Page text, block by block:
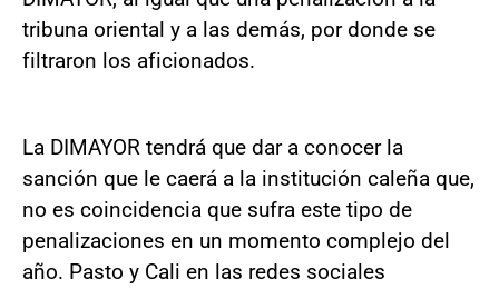
tribuna oriental y a las demás, por donde se
filtraron los aficionados.
La DIMAYOR tendrá que dar a conocer la
sanción que le caerá a la institución caleña que,
no es coincidencia que sufra este tipo de
penalizaciones en un momento complejo del
año. Pasto y Cali en las redes sociales